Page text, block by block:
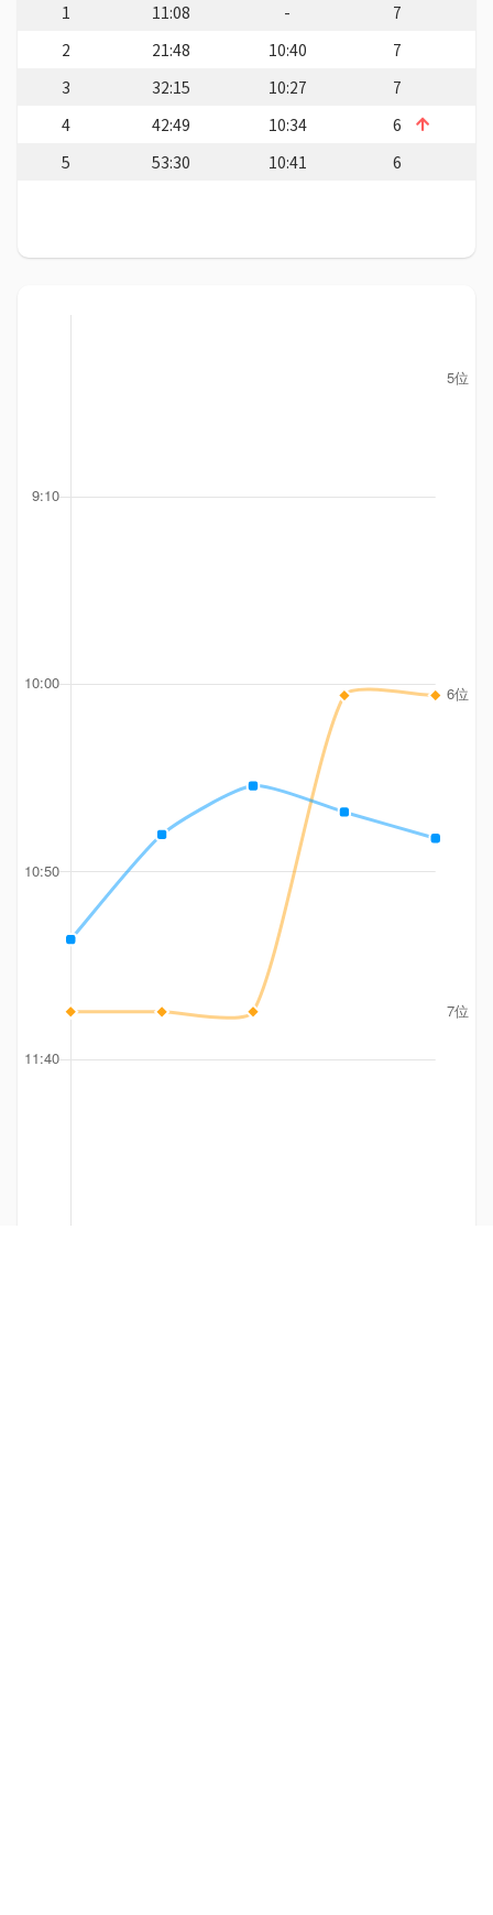
1 11:08 -
7
2
21:48 10:40
7
3
32:15 10:27
7
4
42:49 10:34
6
5
53:30 10:41 6